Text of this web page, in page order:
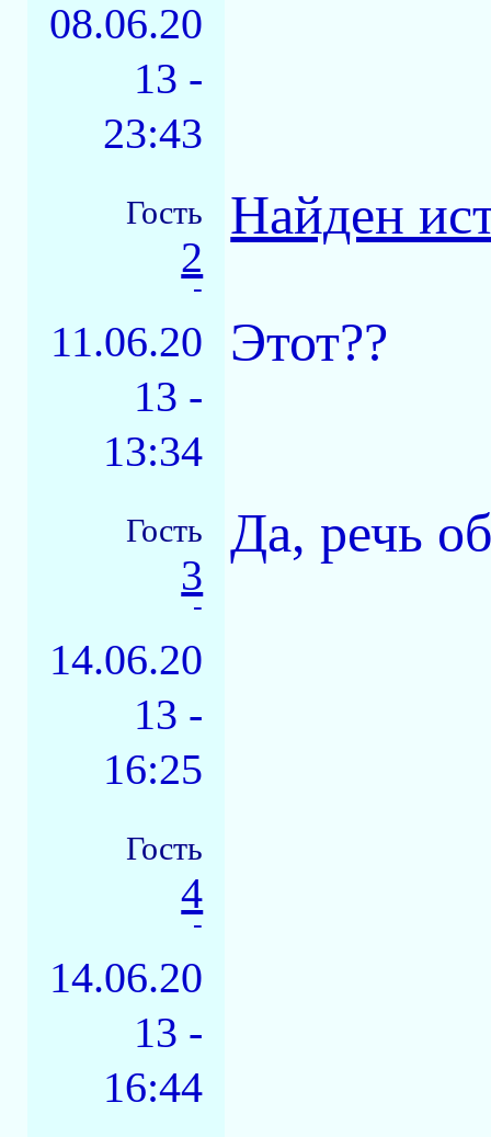
08.06.20
13 -
23:43
Гость
2
-
11.06.20
13 -
13:34
Найден
Этот??
Гость
3
-
14.06.20
13 -
16:25
Да, речь
Гость
4
-
14.06.20
13 -
16:44